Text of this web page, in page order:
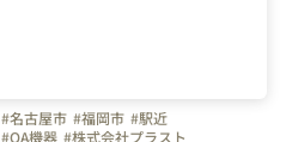
#名古屋市 #福岡市 #駅近
#OA機器 #株式会社プラスト